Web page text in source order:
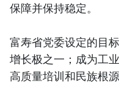
保障并保持稳定。
富寿省党委设定的目
增长极之一；成为工
高质量培训和民族根